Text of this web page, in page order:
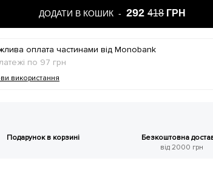
ДОДАТИ В КОШИК -292 418 ГРН
оплата частинами від Monobank
по 97 грн
використання
Подарунок в корзині
Безкоштовна
від 2000 грн